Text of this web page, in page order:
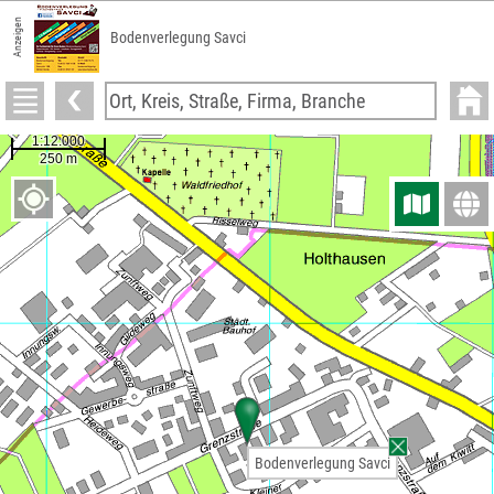
Anzeigen Bodenverlegung Savci
Bodenverlegung Savci